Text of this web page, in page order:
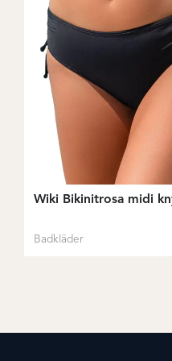
Wiki Bikinitrosa midi
Badkläder